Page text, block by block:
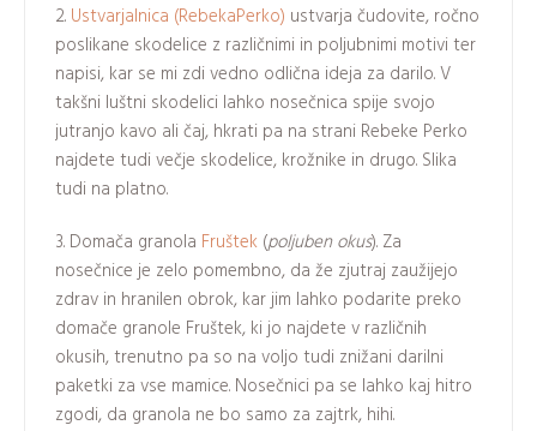
2. Ustvarjalnica (RebekaPerko) ustvarja čudovite, ročno
poslikane skodelice z različnimi in poljubnimi motivi ter
napisi, kar se mi zdi vedno odlična ideja za darilo. V
takšni luštni skodelici lahko nosečnica spije svojo
jutranjo kavo ali čaj, hkrati pa na strani Rebeke Perko
najdete tudi večje skodelice, krožnike in drugo. Slika
tudi na platno.
3. Domača granola Fruštek (poljuben okus). Za
nosečnice je zelo pomembno, da že zjutraj zaužijejo
zdrav in hranilen obrok, kar jim lahko podarite preko
domače granole Fruštek, ki jo najdete v različnih
okusih, trenutno pa so na voljo tudi znižani darilni
paketki za vse mamice. Nosečnici pa se lahko kaj hitro
zgodi, da granola ne bo samo za zajtrk, hihi.